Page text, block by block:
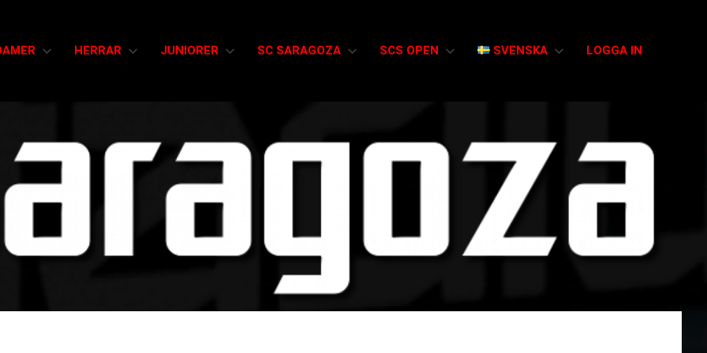
HERRAR JUNIORER SC SARAGOZA SCS OPEN SVENSKA LOGGA IN